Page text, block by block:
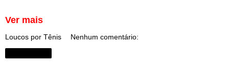
Ver mais
Loucos por Tênis Nenhum comentário: